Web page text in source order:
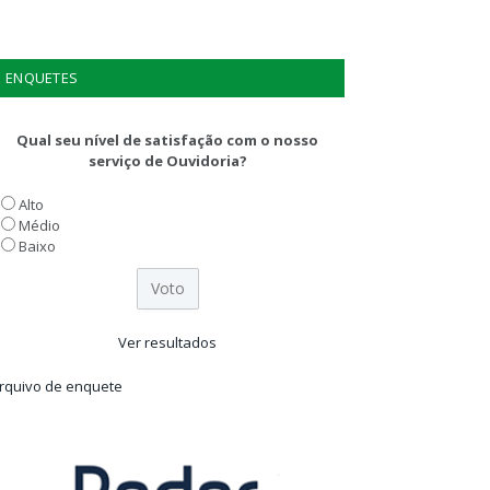
ENQUETES
Qual seu nível de satisfação com o nosso
serviço de Ouvidoria?
Alto
Médio
Baixo
Ver resultados
de enquete